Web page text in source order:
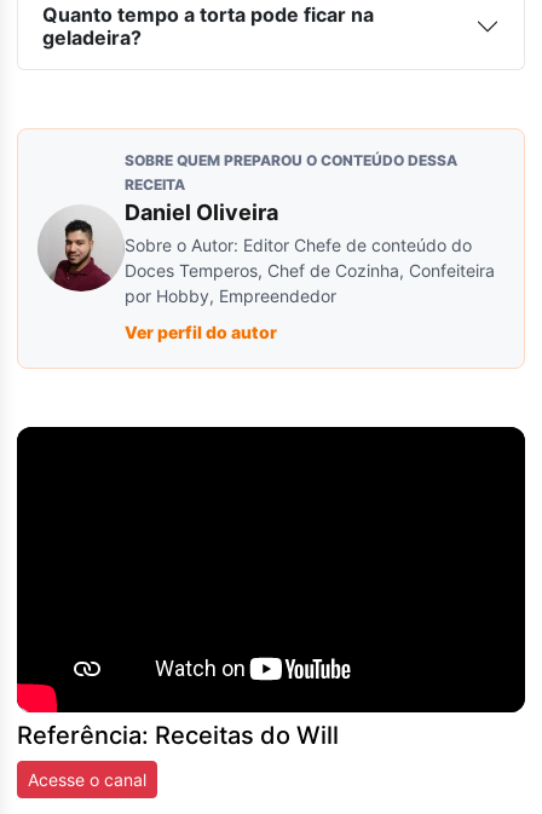
Quanto tempo a torta pode ficar na
geladeira?
SOBRE QUEM PREPAROU O CONTEÚDO DESSA
RECEITA
Daniel Oliveira
Sobre o Autor: Editor Chefe de conteúdo do
Doces Temperos, Chef de Cozinha, Confeiteira
por Hobby, Empreendedor
Ver perfil do autor
Referência: Receitas do Will
Acesse o canal